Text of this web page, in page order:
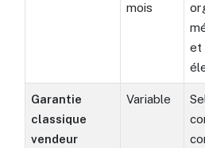
mois
et
Garantie
classique
vendeur
Variable